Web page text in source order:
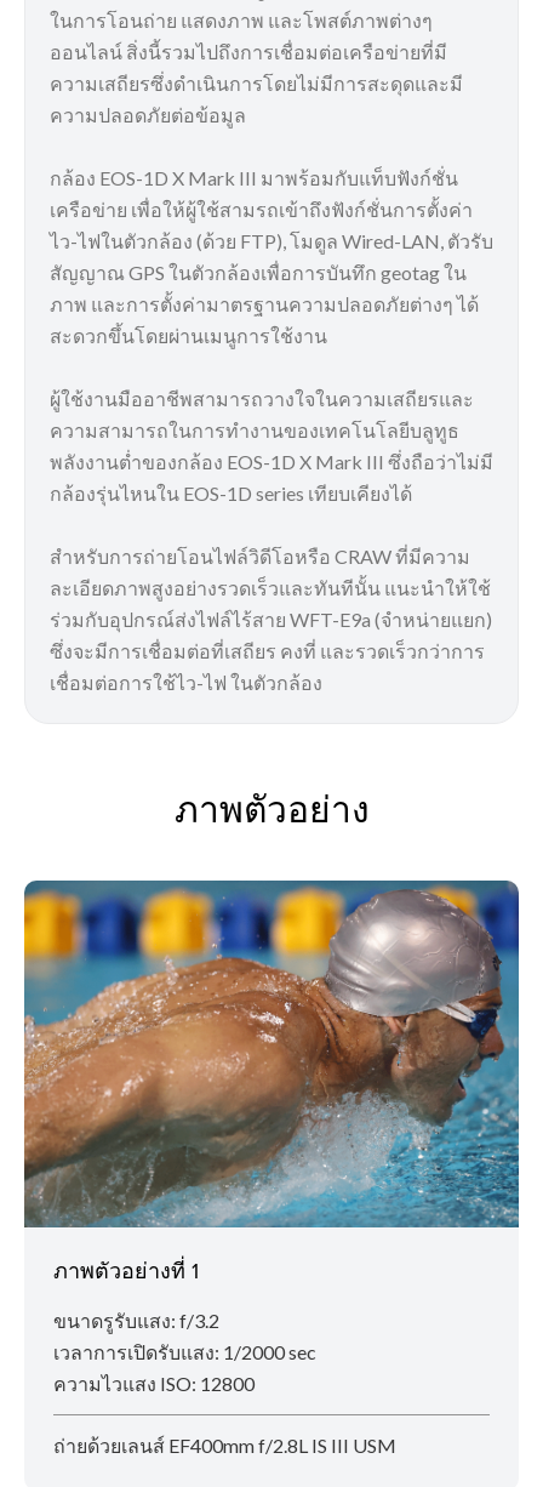
ในการโอนถ่าย แสดงภาพ และโพสต์ภาพต่างๆ
ออนไลน์ สิ่งนี้รวมไปถึงการเชื่อมต่อเครือข่ายที่มี
ความเสถียรซึ่งดำเนินการโดยไม่มีการสะดุดและมี
ความปลอดภัยต่อข้อมูล
กล้อง EOS-1D X Mark III มาพร้อมกับแท็บฟังก์ชั่น
เครือข่าย เพื่อให้ผู้ใช้สามรถเข้าถึงฟังก์ชั่นการตั้งค่า
ไว-ไฟในตัวกล้อง (ด้วย FTP), โมดูล Wired-LAN, ตัวรับ
สัญญาณ GPS ในตัวกล้องเพื่อการบันทึก geotag ใน
ภาพ และการตั้งค่ามาตรฐานความปลอดภัยต่างๆ ได้
สะดวกขึ้นโดยผ่านเมนูการใช้งาน
ผู้ใช้งานมืออาชีพสามารถวางใจในความเสถียรและ
ความสามารถในการทำงานของเทคโนโลยีบลูทูธ
พลังงานต่ำของกล้อง EOS-1D X Mark III ซึ่งถือว่าไม่มี
กล้องรุ่นไหนใน EOS-1D series เทียบเคียงได้
สำหรับการถ่ายโอนไฟล์วิดีโอหรือ CRAW ที่มีความ
ละเอียดภาพสูงอย่างรวดเร็วและทันทีนั้น แนะนำให้ใช้
ร่วมกับอุปกรณ์ส่งไฟล์ไร้สาย WFT-E9a (จำหน่ายแยก)
ซึ่งจะมีการเชื่อมต่อที่เสถียร คงที่ และรวดเร็วกว่าการ
เชื่อมต่อการใช้ไว-ไฟ ในตัวกล้อง
ภาพตัวอย่าง
ภาพตัวอย่างที่ 1
ขนาดรูรับแสง: f/3.2
เวลาการเปิดรับแสง: 1/2000 sec
ความไวแสง ISO: 12800
ถ่ายด้วยเลนส์ EF400mm f/2.8L IS III USM